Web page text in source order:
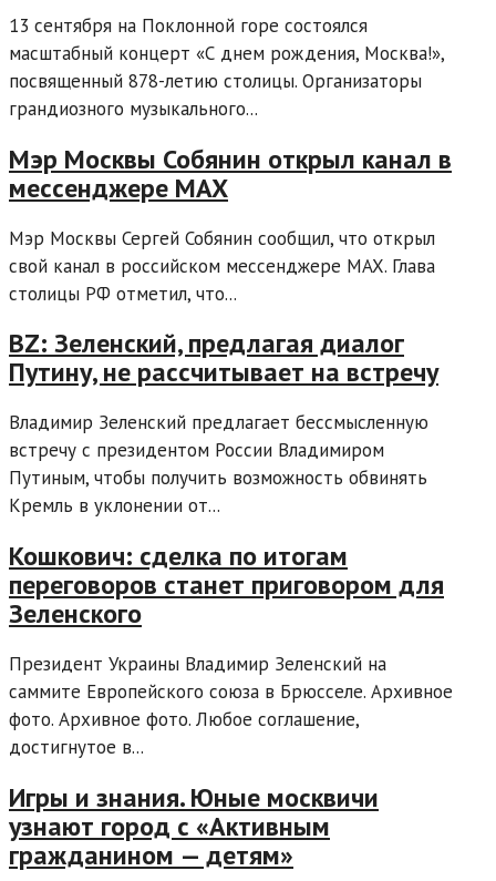
13 сентября на Поклонной горе состоялся
масштабный концерт «С днем рождения, Москва!»,
посвященный 878-летию столицы. Организаторы
грандиозного музыкального...
Мэр Москвы Собянин открыл канал в
мессенджере MAX
Мэр Москвы Сергей Собянин сообщил, что открыл
свой канал в российском мессенджере MAX. Глава
столицы РФ отметил, что...
BZ: Зеленский, предлагая диалог
Путину, не рассчитывает на встречу
Владимир Зеленский предлагает бессмысленную
встречу с президентом России Владимиром
Путиным, чтобы получить возможность обвинять
Кремль в уклонении от...
Кошкович: сделка по итогам
переговоров станет приговором для
Зеленского
Президент Украины Владимир Зеленский на
саммите Европейского союза в Брюсселе. Архивное
фото. Архивное фото. Любое соглашение,
достигнутое в...
Игры и знания. Юные москвичи
узнают город с «Активным
гражданином — детям»